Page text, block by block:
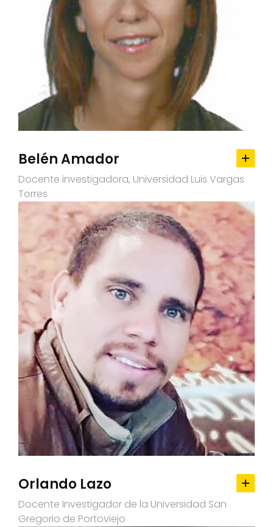
Belén Amador
Docente investigadora, Universidad Luis Vargas
Torres
Orlando Lazo
Docente Investigador de la Universidad San
Gregorio de Portoviejo